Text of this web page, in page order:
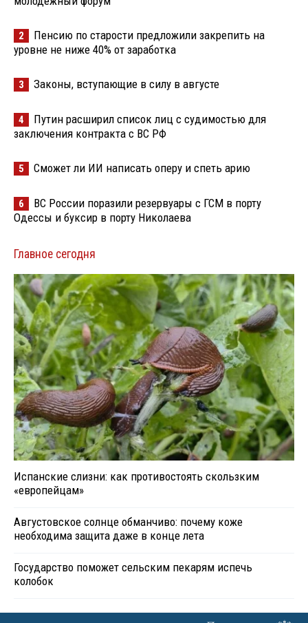
2
Пенсию по старости предложили закрепить на
уровне не ниже 40% от заработка
3 Законы, вступающие в силу в августе
4
Путин расширил список лиц с судимостью для
заключения контракта с ВС РФ
5 Сможет ли ИИ написать оперу и спеть арию
6
ВС России поразили резервуары с ГСМ в порту
Одессы и буксир в порту Николаева
Главное сегодня
Испанские слизни: как противостоять скользким
«европейцам»
Августовское солнце обманчиво: почему коже
необходима защита даже в конце лета
Государство поможет сельским пекарям испечь
колобок